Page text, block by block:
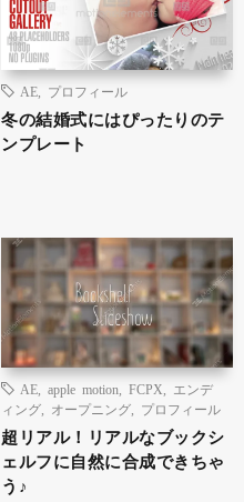
AE プロフィール
冬の結婚式にはぴったりのテ
ンプレート
AE apple motion FCPX
エンデ
ィング
オープニング プロフィール
超リアル！リアルなブックシ
ェルフに自然に合成できちゃ
う♪